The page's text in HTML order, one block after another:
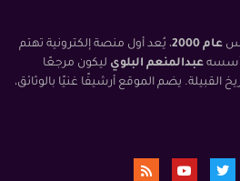
عام 2000
، يُعد أول منصة إلكترونية تهتم
أسسه عبدالمنعم البلوي ليكون مرجعًا
القبيلة. يضم الموقع أرشيفًا غنيًا بالوثائق،